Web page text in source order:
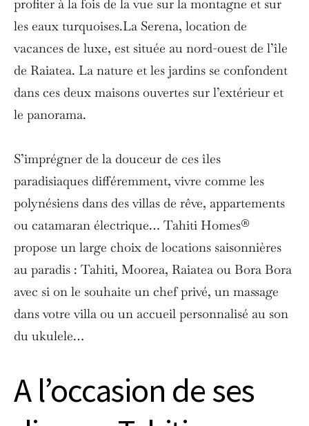
profiter à la fois de la vue sur la montagne et sur
les eaux turquoises.La Serena, location de
vacances de luxe, est située au nord-ouest de l’île
de Raiatea. La nature et les jardins se confondent
dans ces deux maisons ouvertes sur l’extérieur et
le panorama.
S’imprégner de la douceur de ces îles
paradisiaques différemment, vivre comme les
polynésiens dans des villas de rêve, appartements
ou catamaran électrique… Tahiti Homes®
propose un large choix de locations saisonnières
au paradis : Tahiti, Moorea, Raiatea ou Bora Bora
avec si on le souhaite un chef privé, un massage
dans votre villa ou un accueil personnalisé au son
du ukulele…
A l’occasion de ses